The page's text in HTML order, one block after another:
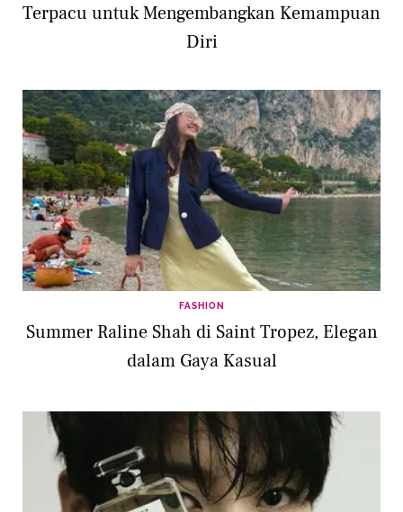
Terpacu untuk Mengembangkan Kemampuan
Diri
FASHION
Summer Raline Shah di Saint Tropez, Elegan
dalam Gaya Kasual